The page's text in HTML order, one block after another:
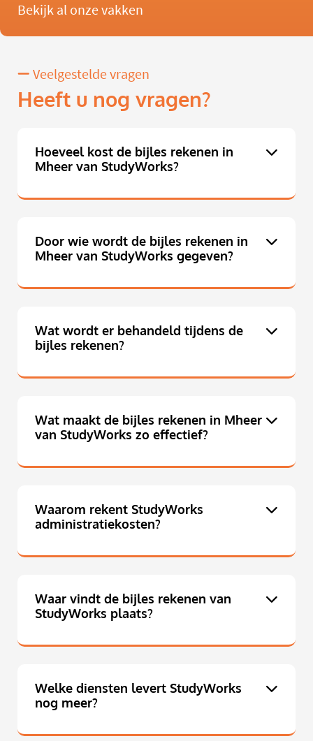
Bekijk al onze vakken
Veelgestelde vragen
Heeft u nog vragen?
Hoeveel kost de bijles rekenen in
Mheer van StudyWorks?
Door wie wordt de bijles rekenen in
Mheer van StudyWorks gegeven?
Wat wordt er behandeld tijdens de
bijles rekenen?
Wat maakt de bijles rekenen in Mheer
van StudyWorks zo effectief?
Waarom rekent StudyWorks
administratiekosten?
Waar vindt de bijles rekenen van
StudyWorks plaats?
Welke diensten levert StudyWorks
nog meer?